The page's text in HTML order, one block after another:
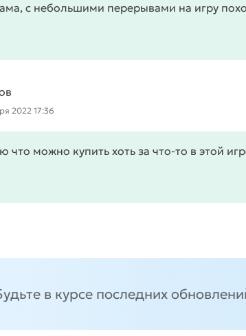
с небольшими перерывами на игру
2022 17:36
что можно купить хоть за что-то в этой
в курсе последних